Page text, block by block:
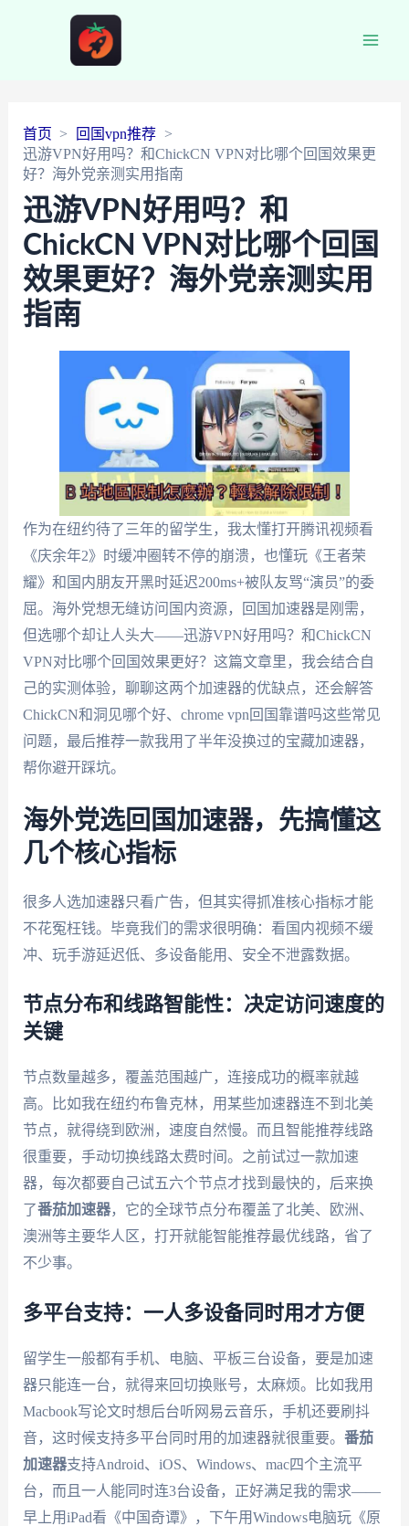
首页
回国vpn推荐
迅游VPN好用吗？和ChickCN VPN对比哪个回国效果更
好？海外党亲测实用指南
迅游VPN好用吗？和
ChickCN VPN对比哪个回国
效果更好？海外党亲测实用
指南
作为在纽约待了三年的留学生，我太懂打开腾讯视频看
《庆余年2》时缓冲圈转不停的崩溃，也懂玩《王者荣
耀》和国内朋友开黑时延迟200ms+被队友骂“演员”的委
屈。海外党想无缝访问国内资源，回国加速器是刚需，
但选哪个却让人头大——迅游VPN好用吗？和ChickCN
VPN对比哪个回国效果更好？这篇文章里，我会结合自
己的实测体验，聊聊这两个加速器的优缺点，还会解答
ChickCN和洞见哪个好、chrome vpn回国靠谱吗这些常见
问题，最后推荐一款我用了半年没换过的宝藏加速器，
帮你避开踩坑。
海外党选回国加速器，先搞懂这
几个核心指标
很多人选加速器只看广告，但其实得抓准核心指标才能
不花冤枉钱。毕竟我们的需求很明确：看国内视频不缓
冲、玩手游延迟低、多设备能用、安全不泄露数据。
节点分布和线路智能性：决定访问速度的
关键
节点数量越多，覆盖范围越广，连接成功的概率就越
高。比如我在纽约布鲁克林，用某些加速器连不到北美
节点，就得绕到欧洲，速度自然慢。而且智能推荐线路
很重要，手动切换线路太费时间。之前试过一款加速
器，每次都要自己试五六个节点才找到最快的，后来换
了番茄加速器，它的全球节点分布覆盖了北美、欧洲、
澳洲等主要华人区，打开就能智能推荐最优线路，省了
不少事。
多平台支持：一人多设备同时用才方便
留学生一般都有手机、电脑、平板三台设备，要是加速
器只能连一台，就得来回切换账号，太麻烦。比如我用
Macbook写论文时想后台听网易云音乐，手机还要刷抖
音，这时候支持多平台同时用的加速器就很重要。 番茄
加速器支持Android、iOS、Windows、mac四个主流平
台，而且一人能同时连3台设备，正好满足我的需求——
早上用iPad看《中国奇谭》，下午用Windows电脑玩《原